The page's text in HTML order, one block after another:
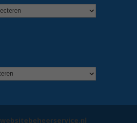
websitebeheerservice.nl